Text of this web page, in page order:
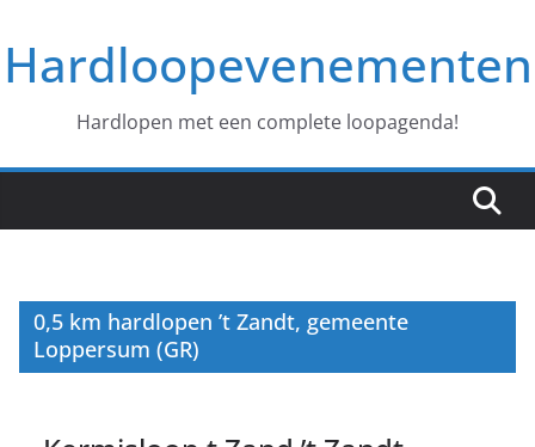
naar
deHardloopevenementen
Hardlopen met een complete loopagenda!
0,5 km hardlopen ’t Zandt, gemeente
Loppersum (GR)